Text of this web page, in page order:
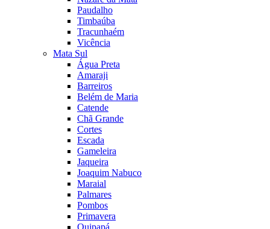
Paudalho
Timbaúba
Tracunhaém
Vicência
Mata Sul
Água Preta
Amaraji
Barreiros
Belém de Maria
Catende
Chã Grande
Cortes
Escada
Gameleira
Jaqueira
Joaquim Nabuco
Maraial
Palmares
Pombos
Primavera
Quipapá